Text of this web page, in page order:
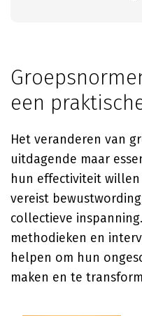
een
Het veranderen van
uitdagende maar
hun effectiviteit
vereist
collectieve
methodieken en
helpen om hun
maken en te